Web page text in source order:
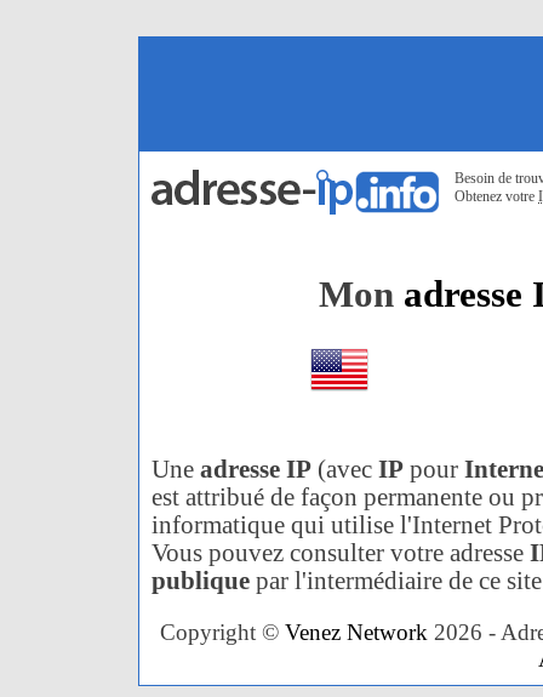
Besoin de
Obtenez votre
Mon adresse
Une adresse IP (avec IP pour
est attribué de façon permanente ou
informatique qui utilise l'Internet
Vous pouvez consulter votre adresse
publique par l'intermédiaire de ce
Copyright © Venez Network 2026 -